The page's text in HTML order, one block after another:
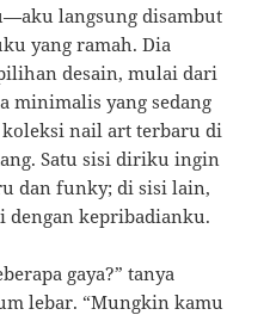
langsung disambut
yang ramah. Dia
desain, mulai dari
minimalis yang sedang
nail art terbaru di
Satu sisi diriku ingin
dan funky; di sisi lain,
dengan kepribadianku.
gaya?” tanya
lebar. “Mungkin kamu